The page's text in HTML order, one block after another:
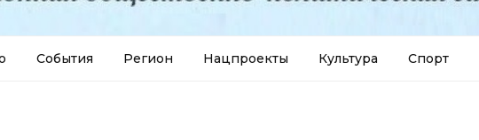
События Регион Нацпроекты Культура Спорт